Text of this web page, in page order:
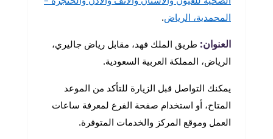
المحمدية، الرياض.
العنوان: طريق الملك فهد، مقابل رياض جاليري،
الرياض، المملكة العربية السعودية.
يمكنك التواصل قبل الزيارة للتأكد من الموعد
المتاح، أو استخدام صفحة الفرع لمعرفة ساعات
العمل وموقع المركز والخدمات المتوفرة.